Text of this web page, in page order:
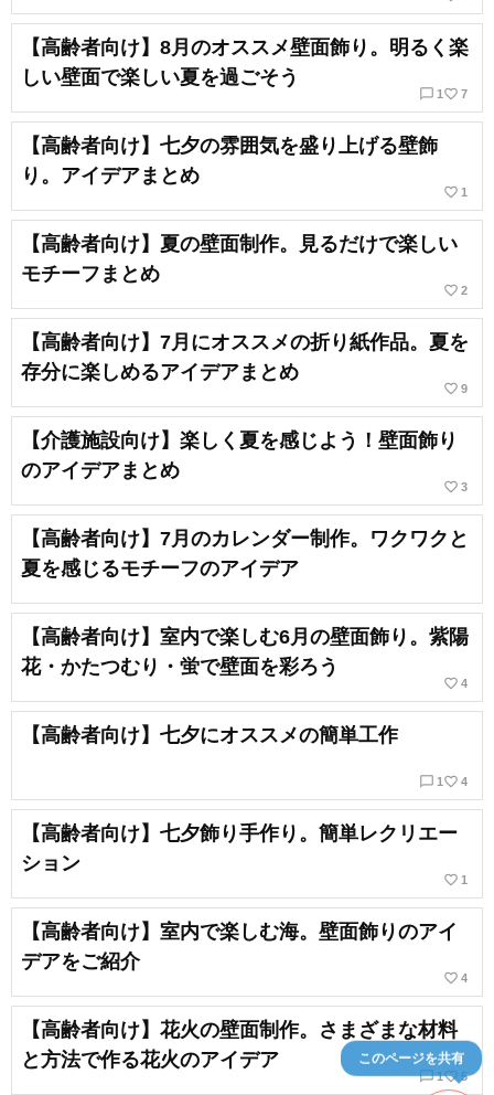
【高齢者向け】8月のオススメ壁面飾り。明るく楽
しい壁面で楽しい夏を過ごそう
chat_bubble_outline 1 favorite_border 7
【高齢者向け】七夕の雰囲気を盛り上げる壁飾
り。アイデアまとめ
favorite_border 1
【高齢者向け】夏の壁面制作。見るだけで楽しい
モチーフまとめ
favorite_border 2
【高齢者向け】7月にオススメの折り紙作品。夏を
存分に楽しめるアイデアまとめ
favorite_border 9
【介護施設向け】楽しく夏を感じよう！壁面飾り
のアイデアまとめ
favorite_border 3
【高齢者向け】7月のカレンダー制作。ワクワクと
夏を感じるモチーフのアイデア
【高齢者向け】室内で楽しむ6月の壁面飾り。紫陽
花・かたつむり・蛍で壁面を彩ろう
favorite_border 4
【高齢者向け】七夕にオススメの簡単工作
chat_bubble_outline 1 favorite_border 4
【高齢者向け】七夕飾り手作り。簡単レクリエー
ション
favorite_border 1
【高齢者向け】室内で楽しむ海。壁面飾りのアイ
デアをご紹介
favorite_border 4
【高齢者向け】花火の壁面制作。さまざまな材料
と方法で作る花火のアイデア
chat_bubble_outline1favorite_border 5
このページを共有